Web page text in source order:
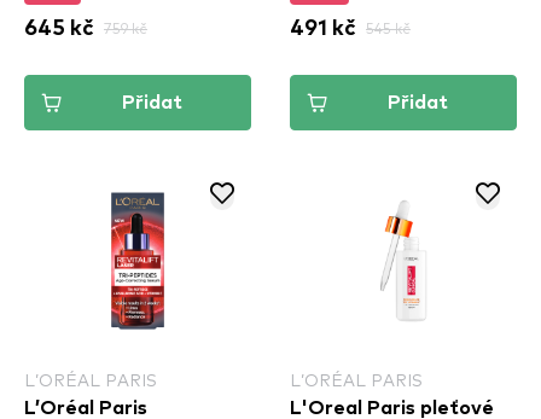
645 kč 759 kč
Přidat
491 kč 545 kč
Přidat
L’ORÉAL PARIS
L’Oréal Paris
L’ORÉAL PARIS
L'Oreal Paris pleťové